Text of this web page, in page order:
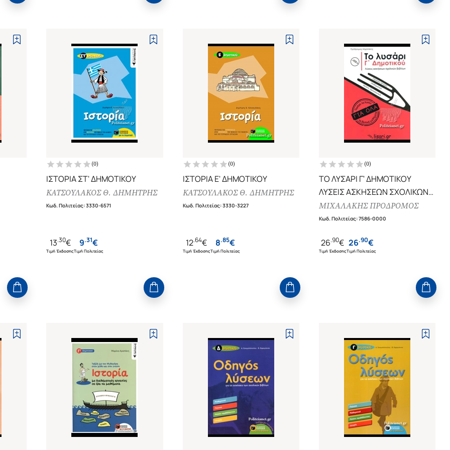
(0)
ΙΣΤΟΡΙΑ ΣΤ' ΔΗΜΟΤΙΚΟΥ
ΚΑΤΣΟΥΛΑΚΟΣ Θ. ΔΗΜΗΤΡΗΣ
Κωδ. Πολιτείας:3330-6571
13.30€
Τιμή Έκδοσης
9.31€
Τιμή Πολιτείας
(0)
ΙΣΤΟΡΙΑ Ε' ΔΗΜΟΤΙΚΟΥ
ΚΑΤΣΟΥΛΑΚΟΣ Θ. ΔΗΜΗΤΡΗΣ
Κωδ. Πολιτείας:3330-3227
12.64€
Τιμή Έκδοσης
8.85€
Τιμή Πολιτείας
(0)
ΤΟ ΛΥΣΑΡΙ Γ' ΔΗΜΟΤΙΚΟΥ
ΛΥΣΕΙΣ ΑΣΚΗΣΕΩΝ ΣΧΟΛΙΚΩΝ
ΒΙΒΛΙΩΝ (ΓΛΩΣΣΑ, ΙΣΤΟΡΙΑ,
ΜΑΘΗΜΑΤΙΚΑ, ΜΕΛΕΤΗ,
ΜΙΧΑΛΑΚΗΣ ΠΡΟΔΡΟΜΟΣ
Κωδ. Πολιτείας:7586-0000
26.90€
Τιμή Έκδοσης
26.90€
Τιμή Πολιτείας